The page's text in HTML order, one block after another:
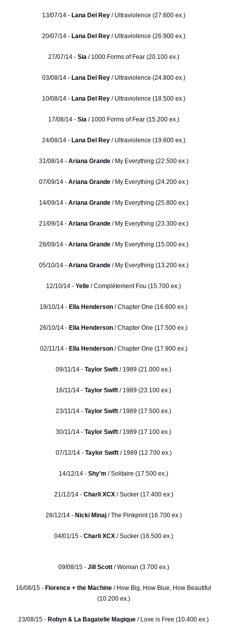
13/07/14 -Lana Del Rey / Ultraviolence (27.600 ex.)
20/07/14 -Lana Del Rey/ Ultraviolence (26.900 ex.)
27/07/14 - Sia / 1000 Forms of Fear (20.100 ex.)
03/08/14 - Lana Del Rey / Ultraviolence (24.800 ex.)
10/08/14 - Lana Del Rey/ Ultraviolence (18.500 ex.)
17/08/14 - Sia / 1000 Forms of Fear (15.200 ex.)
24/08/14 -Lana Del Rey/ Ultraviolence (19.600 ex.)
31/08/14 - Ariana Grande/ My Everything (22.500 ex.)
07/09/14 - Ariana Grande/ My Everything (24.200 ex.)
14/09/14 - Ariana Grande/ My Everything (25.800 ex.)
21/09/14 - Ariana Grande/ My Everything (23.300 ex.)
28/09/14 - Ariana Grande/ My Everything (15.000 ex.)
05/10/14 -Ariana Grande/ My Everything (13.200 ex.)
12/10/14 - Yelle / Complètement Fou (15.700 ex.)
19/10/14 - Ella Henderson / Chapter One (16.600 ex.)
26/10/14 - Ella Henderson / Chapter One (17.500 ex.)
02/11/14 - Ella Henderson/ Chapter One (17.900 ex.)
09/11/14 - Taylor Swift / 1989 (21.000 ex.)
16/11/14 - Taylor Swift / 1989 (23.100 ex.)
23/11/14 - Taylor Swift / 1989 (17.500 ex.)
30/11/14 - Taylor Swift / 1989 (17.100 ex.)
07/12/14 - Taylor Swift/ 1989 (12.700 ex.)
14/12/14 - Shy'm / Solitaire (17.500 ex.)
21/12/14 - Charli XCX/ Sucker (17.400 ex.)
28/12/14 -Nicki Minaj/ The Pinkprint (16.700 ex.)
04/01/15 - Charli XCX/ Sucker (16.500 ex.)
09/08/15 - Jill Scott / Woman (3.700 ex.)
16/08/15 - Florence + the Machine / How Big, How Blue, How Beautiful
(10.200 ex.)
23/08/15 - Robyn & La Bagatelle Magique / Love is Free (10.400 ex.)